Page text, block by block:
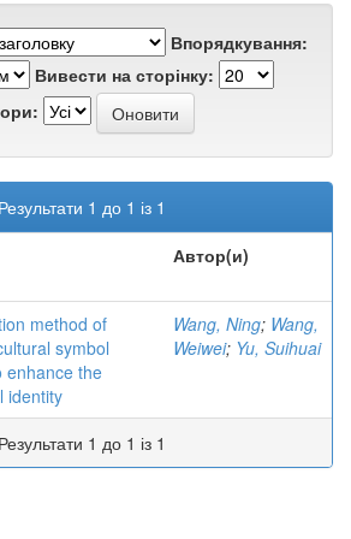
Впорядкування:
Вивести на сторінку:
Результати 1 до 1 із 1
Автор(и)
method of
symbol
enhance the
identity
Wang, Ning; Wang,
Weiwei; Yu, Suihuai
Результати 1 до 1 із 1